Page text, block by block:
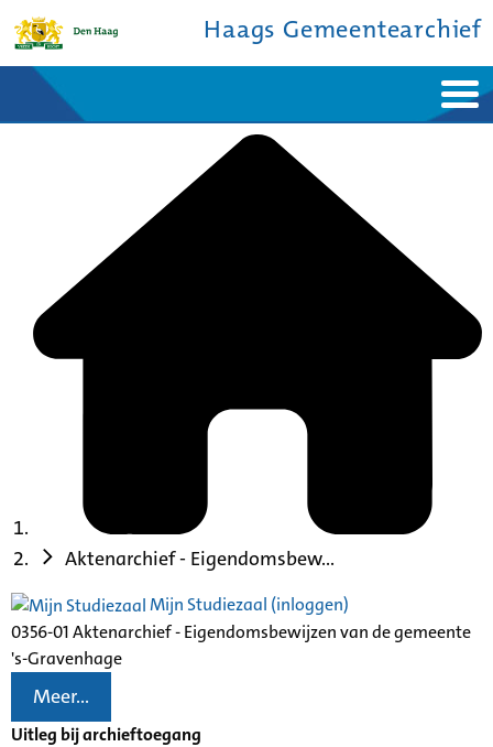
Haags Gemeentearchief
Bronnen en collecties
Aktenarchief - Eigendomsbew...
Mijn Studiezaal (inloggen)
0356-01 Aktenarchief - Eigendomsbewijzen van de gemeente
's-Gravenhage
Meer...
Uitleg bij archieftoegang